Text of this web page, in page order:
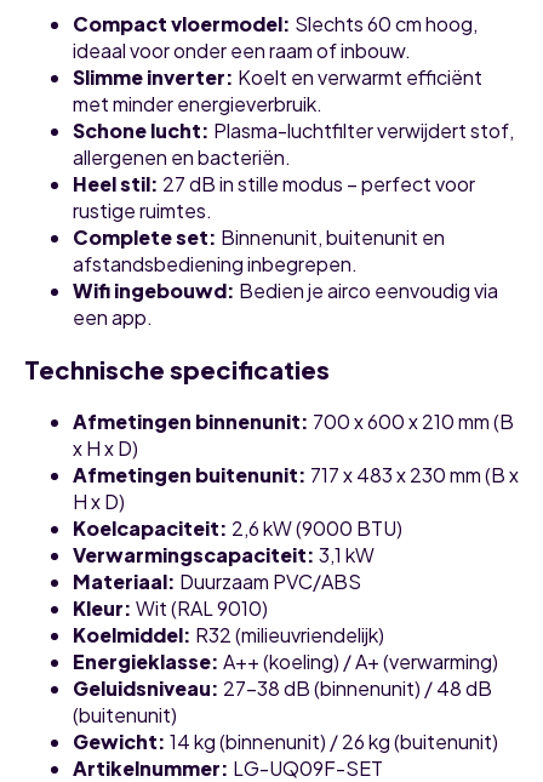
Compact vloermodel: Slechts 60 cm hoog,
ideaal voor onder een raam of inbouw.
Slimme inverter: Koelt en verwarmt efficiënt
met minder energieverbruik.
Schone lucht: Plasma-luchtfilter verwijdert stof,
allergenen en bacteriën.
Heel stil: 27 dB in stille modus – perfect voor
rustige ruimtes.
Complete set: Binnenunit, buitenunit en
afstandsbediening inbegrepen.
Wifi ingebouwd: Bedien je airco eenvoudig via
een app.
Technische specificaties
Afmetingen binnenunit: 700 x 600 x 210 mm (B
x H x D)
Afmetingen buitenunit: 717 x 483 x 230 mm (B x
H x D)
Koelcapaciteit: 2,6 kW (9000 BTU)
Verwarmingscapaciteit: 3,1 kW
Materiaal: Duurzaam PVC/ABS
Kleur: Wit (RAL 9010)
Koelmiddel: R32 (milieuvriendelijk)
Energieklasse: A++ (koeling) / A+ (verwarming)
Geluidsniveau: 27-38 dB (binnenunit) / 48 dB
(buitenunit)
Gewicht: 14 kg (binnenunit) / 26 kg (buitenunit)
Artikelnummer: LG-UQ09F-SET